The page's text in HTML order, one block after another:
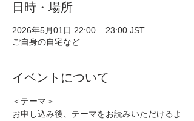
日時・場所
2026年5月01日 22:00 – 23:00 JST
ご自身の自宅など
イベントについて
＜テーマ＞
お申し込み後、テーマをお読みいただけるよ